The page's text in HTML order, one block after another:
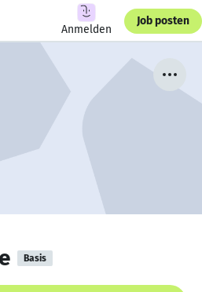
Anmelden
Job posten
Basis